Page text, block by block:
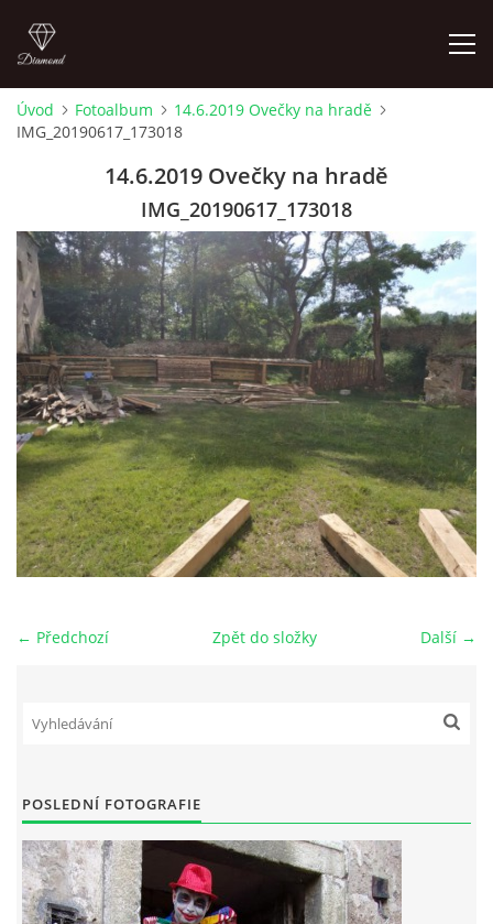
LETNÍ KINO NA HRADĚ 2022
KONTAKT
FOTOALBUM
© 2026 eStránky.cz |RSS
Úvod Fotoalbum
14.6.2019 Ovečky na hradě
IMG_20190617_173018
14.6.2019 Ovečky na hradě
IMG_20190617_173018
← Předchozí Další →
Zpět do složky
POSLEDNÍ FOTOGRAFIE